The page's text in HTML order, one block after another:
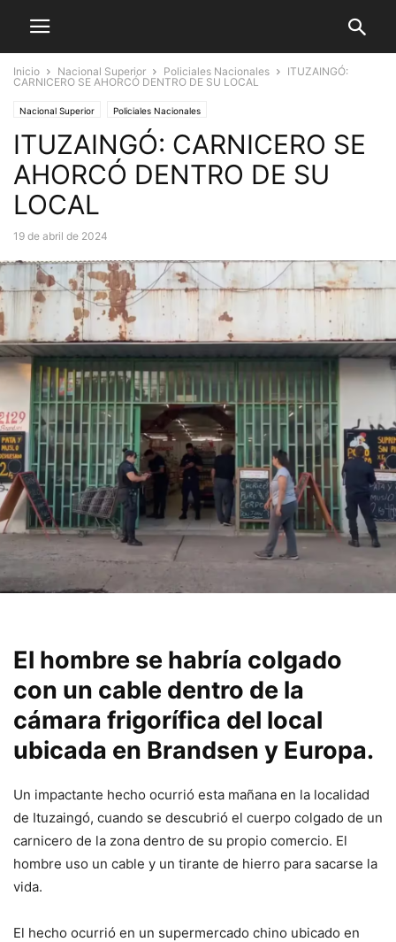
Inicio Nacional Superior Policiales Nacionales
ITUZAINGÓ:
CARNICERO SE AHORCÓ DENTRO DE SU LOCAL
Nacional Superior Policiales Nacionales
ITUZAINGÓ: CARNICERO SE
AHORCÓ DENTRO DE SU
LOCAL
19 de abril de 2024
El hombre se habría colgado
con un cable dentro de la
cámara frigorífica del local
ubicada en Brandsen y Europa.
Un impactante hecho ocurrió esta mañana en la localidad
de Ituzaingó, cuando se descubrió el cuerpo colgado de un
carnicero de la zona dentro de su propio comercio. El
hombre uso un cable y un tirante de hierro para sacarse la
vida.
El hecho ocurrió en un supermercado chino ubicado en